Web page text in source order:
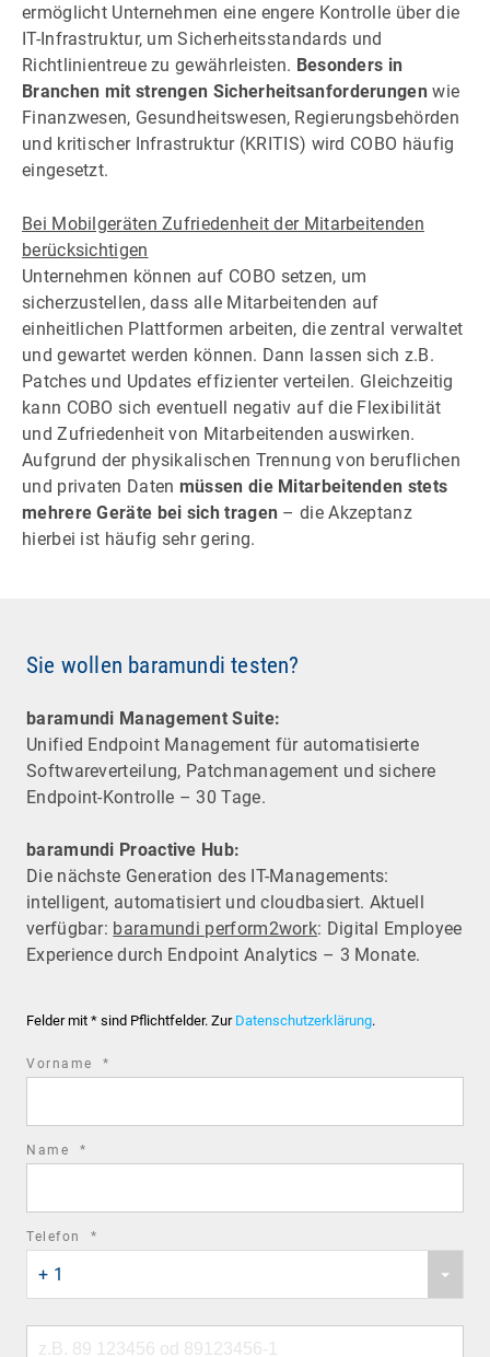
ermöglicht Unternehmen eine engere Kontrolle über die
IT-Infrastruktur, um Sicherheitsstandards und
Richtlinientreue zu gewährleisten. Besonders in
Branchen mit strengen Sicherheitsanforderungen wie
Finanzwesen, Gesundheitswesen, Regierungsbehörden
und kritischer Infrastruktur (KRITIS) wird COBO häufig
eingesetzt.
Bei Mobilgeräten Zufriedenheit der Mitarbeitenden
berücksichtigen
Unternehmen können auf COBO setzen, um
sicherzustellen, dass alle Mitarbeitenden auf
einheitlichen Plattformen arbeiten, die zentral verwaltet
und gewartet werden können. Dann lassen sich z.B.
Patches und Updates effizienter verteilen. Gleichzeitig
kann COBO sich eventuell negativ auf die Flexibilität
und Zufriedenheit von Mitarbeitenden auswirken.
Aufgrund der physikalischen Trennung von beruflichen
und privaten Daten müssen die Mitarbeitenden stets
mehrere Geräte bei sich tragen – die Akzeptanz
hierbei ist häufig sehr gering.
Sie wollen baramundi testen?
baramundi Management Suite:
Unified Endpoint Management für automatisierte
Software­verteilung, Patchmanagement und sichere
Endpoint-Kontrolle – 30 Tage.
baramundi Proactive Hub:
Die nächste Generation des IT-Managements:
intelligent, automatisiert und cloudbasiert. Aktuell
verfügbar: baramundi perform2work: Digital Employee
Experience durch Endpoint Analytics – 3 Monate.
Felder mit * sind Pflichtfelder. Zur Datenschutzerklärung.
Vorname *
Name *
Telefon *
country
code
+ 1